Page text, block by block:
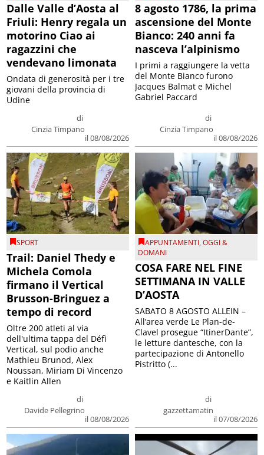
Dalle Valle d’Aosta al
Friuli: Henry regala un
motorino Ciao ai
ragazzini che
vendevano limonata
di
Cinzia Timpano
il 08/08/2026
Ondata di generosità per i tre
giovani della provincia di
Udine
8 agosto 1786, la prima
ascensione del Monte
Bianco: 240 anni fa
nasceva l’alpinismo
di
Cinzia Timpano
il 08/08/2026
I primi a raggiungere la vetta
del Monte Bianco furono
Jacques Balmat e Michel
Gabriel Paccard
SPORT
Trail: Daniel Thedy e
Michela Comola
firmano il Vertical
Brusson-Bringuez a
tempo di record
di
Davide Pellegrino
il 08/08/2026
Oltre 200 atleti al via
dell'ultima tappa del Défì
Vertical, sul podio anche
Mathieu Brunod, Alex
Noussan, Miriam Di Vincenzo
e Kaitlin Allen
APPUNTAMENTI,OGGI &
DOMANI
COSA FARE NEL FINE
SETTIMANA IN VALLE
D’AOSTA
di
gazzettamatin
il 07/08/2026
SABATO 8 AGOSTO ALLEIN –
All’area verde Le Plan-de-
Clavel prosegue “ItinerDante”,
le letture dantesche, con la
partecipazione di Antonello
Pistritto (...